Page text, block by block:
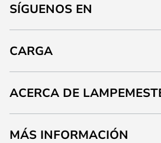
SÍGUENOS EN
CARGA
ACERCA DE
MÁS INFORMACIÓN